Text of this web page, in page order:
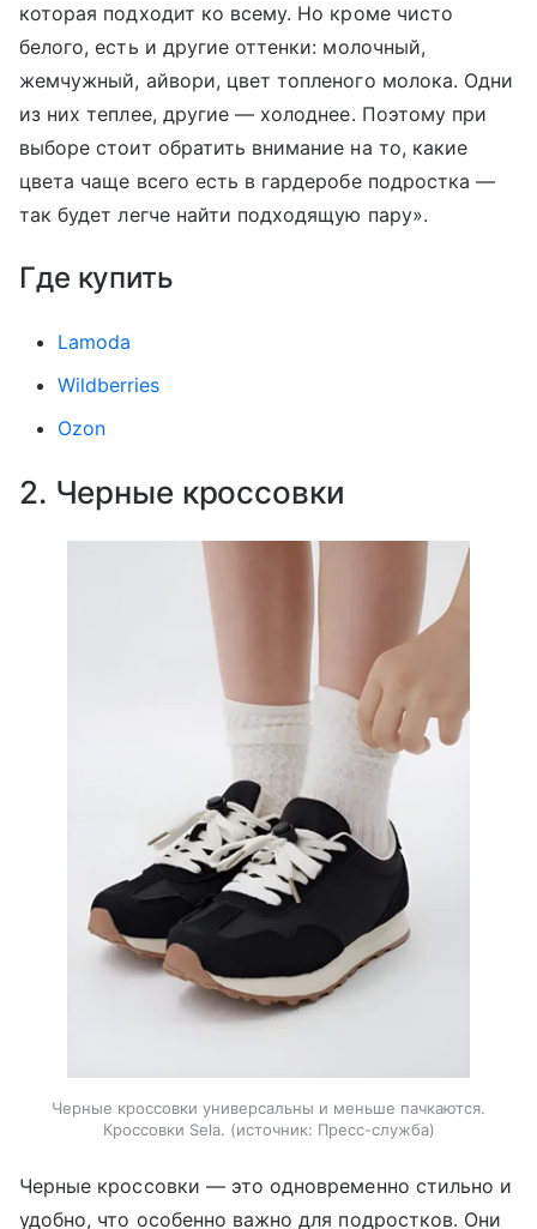
которая подходит ко всему. Но кроме чисто
белого, есть и другие оттенки: молочный,
жемчужный, айвори, цвет топленого молока. Одни
из них теплее, другие — холоднее. Поэтому при
выборе стоит обратить внимание на то, какие
цвета чаще всего есть в гардеробе подростка —
так будет легче найти подходящую пару».
Где купить
Lamoda
Wildberries
Ozon
2. Черные кроссовки
Черные кроссовки универсальны и меньше пачкаются.
Кроссовки Sela.
источник: Пресс-служба
Черные кроссовки — это одновременно стильно и
удобно, что особенно важно для подростков. Они